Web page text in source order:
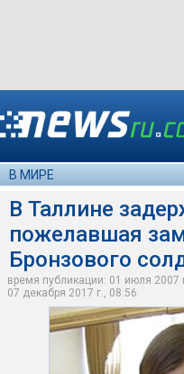
В МИРЕ
В Таллине
пожелавшая
Бронзового
время публикации: 01 июля 2007
07 декабря 2017 г., 08:56